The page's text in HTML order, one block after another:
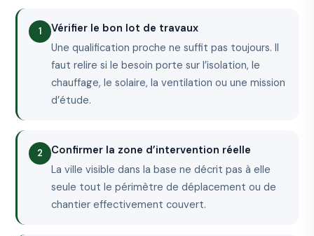
Vérifier le bon lot de travaux
Une qualification proche ne suffit pas toujours. Il
faut relire si le besoin porte sur l’isolation, le
chauffage, le solaire, la ventilation ou une mission
d’étude.
Confirmer la zone d’intervention réelle
La ville visible dans la base ne décrit pas à elle
seule tout le périmètre de déplacement ou de
chantier effectivement couvert.